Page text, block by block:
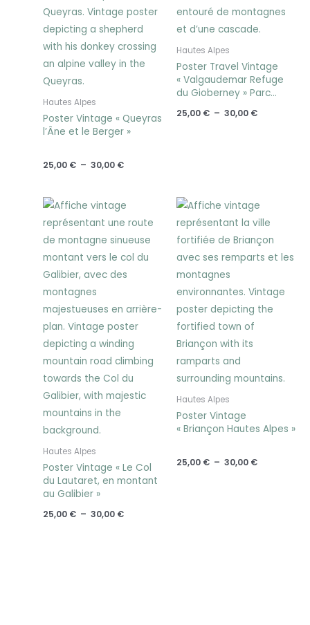
Hautes Alpes
Poster Vintage « Queyras
l’Âne et le Berger »
25,00 € – 30,00 €
Hautes Alpes
Poster Travel Vintage
« Valgaudemar Refuge
du Gioberney » Parc
25,00 € – 30,00 €
Hautes Alpes
Poster Vintage « Le Col
du Lautaret, en montant
au Galibier »
25,00 € – 30,00 €
Plage
de
prix :
à
30,00 €
Hautes Alpes
Poster Vintage
« Briançon Hautes Alpes »
25,00 € – 30,00 €
Plage
de
prix :
à
30,00 €